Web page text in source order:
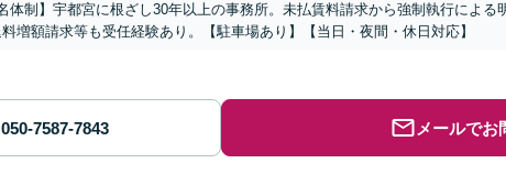
体制】宇都宮に根ざし30年以上の事務所。未払賃料請求から強制執行によ
増額請求等も受任経験あり。【駐車場あり】【当日・夜間・休日対応】
メールでお